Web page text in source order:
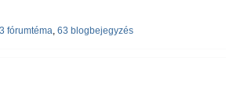
fórumtéma, 63 blogbejegyzés